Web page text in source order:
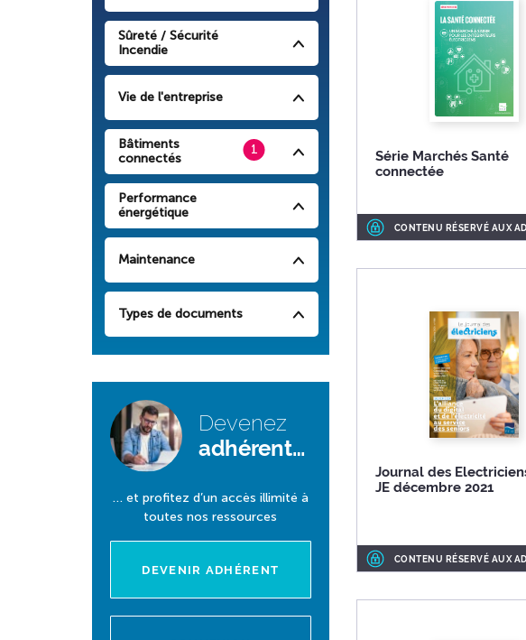
Sûreté / Sécurité
Incendie
Vie de l'entreprise
Bâtiments
connectés
1
Performance
énergétique
Maintenance
Types de documents
Devenez
adhérent…
… et profitez d’un accès illimité à
toutes nos ressources
DEVENIR ADHÉRENT
Série Marchés Santé
connectée
CONTENU RÉSERVÉ AUX
Journal des
JE décembre 2021
CONTENU RÉSERVÉ AUX